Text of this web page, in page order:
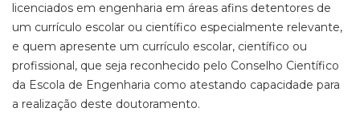
licenciados em engenharia em áreas afins detentores de
um currículo escolar ou científico especialmente relevante,
e quem apresente um currículo escolar, científico ou
profissional, que seja reconhecido pelo Conselho Científico
da Escola de Engenharia como atestando capacidade para
a realização deste doutoramento.